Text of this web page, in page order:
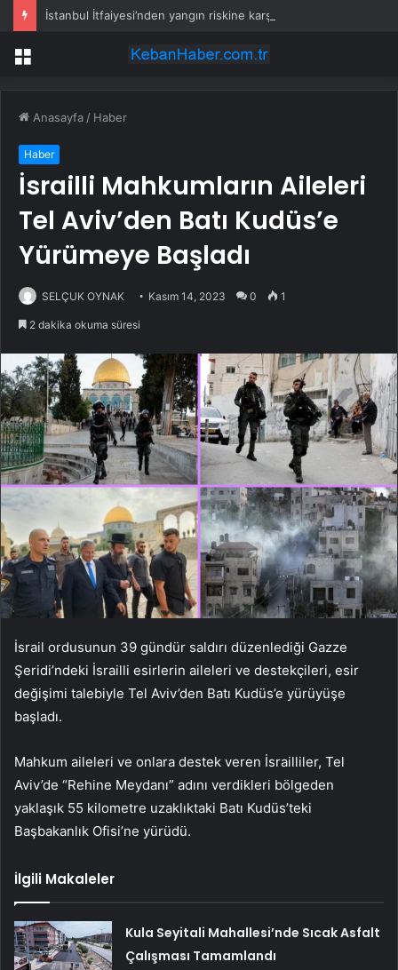
İstanbul İtfaiyesi’nden yangın riskine karşı videolu uyarı
Menü
Anasayfa / Haber
Haber
İsrailli Mahkumların Aileleri
Tel Aviv’den Batı Kudüs’e
Yürümeye Başladı
SELÇUK OYNAK Kasım 14, 2023 0 1
2 dakika okuma süresi
İsrail ordusunun 39 gündür saldırı düzenlediği Gazze
Şeridi’ndeki İsrailli esirlerin aileleri ve destekçileri, esir
değişimi talebiyle Tel Aviv’den Batı Kudüs’e yürüyüşe
başladı.
Mahkum aileleri ve onlara destek veren İsrailliler, Tel
Aviv’de “Rehine Meydanı” adını verdikleri bölgeden
yaklaşık 55 kilometre uzaklıktaki Batı Kudüs’teki
Başbakanlık Ofisi’ne yürüdü.
İlgili Makaleler
Kula Seyitali Mahallesi’nde Sıcak Asfalt
Çalışması Tamamlandı